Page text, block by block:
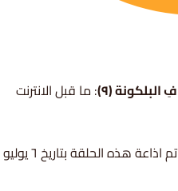
فِ البلكونة (٩) : ما قبل الانترنت
تم اذاعة هذه الحلقة بتاريخ ٦ يوليو ٢٠١٧